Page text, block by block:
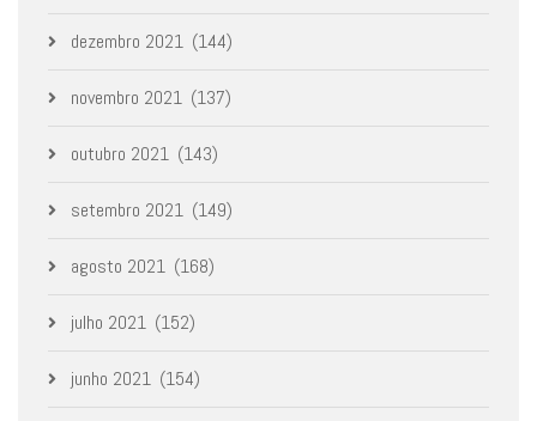
dezembro 2021 (144)
novembro 2021 (137)
outubro 2021 (143)
setembro 2021 (149)
agosto 2021 (168)
julho 2021 (152)
junho 2021 (154)